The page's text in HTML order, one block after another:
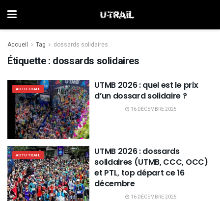
Accueil Tag dossards solidaires
Étiquette : dossards solidaires
ACTU TRAIL
UTMB 2026 : quel est le prix
d’un dossard solidaire ?
16 DÉCEMBRE 2025
ACTU TRAIL
UTMB 2026 : dossards
solidaires (UTMB, CCC, OCC)
et PTL, top départ ce 16
décembre
16 DÉCEMBRE 2025